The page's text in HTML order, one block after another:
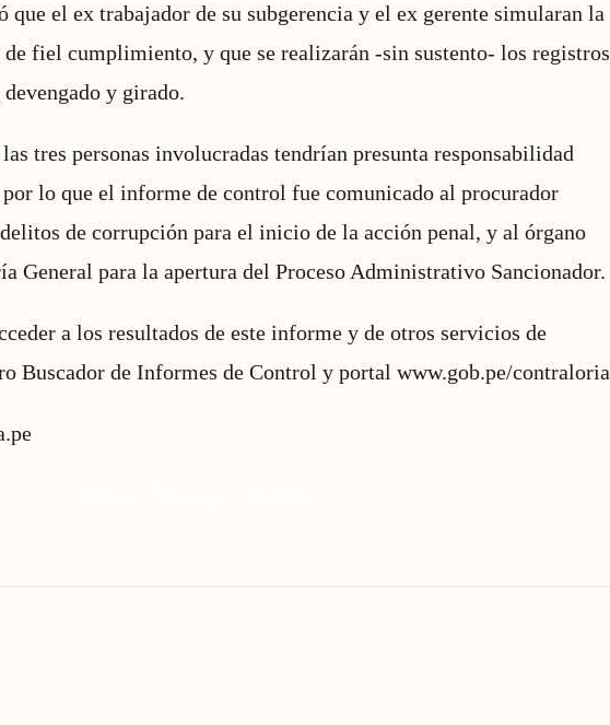
el ex trabajador de su subgerencia y el ex gerente simularan la
fiel cumplimiento, y que se realizarán -sin sustento- los registros
y girado.
tres personas involucradas tendrían presunta responsabilidad
lo que el informe de control fue comunicado al procurador
de corrupción para el inicio de la acción penal, y al órgano
General para la apertura del Proceso Administrativo Sancionador.
a los resultados de este informe y de otros servicios de
Buscador de Informes de Control y portal www.gob.pe/contraloria